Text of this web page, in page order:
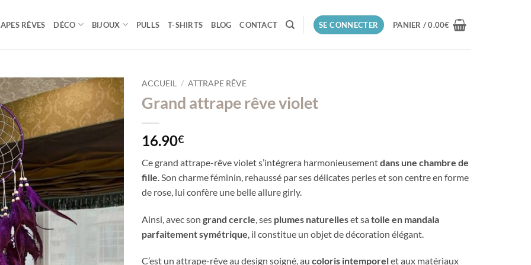
RÊVES DÉCO BIJOUX PULLS T-SHIRTS BLOG CONTACT SE CONNECTER PANIER /0.00€
ACCUEIL / ATTRAPE RÊVE
Grand attrape rêve violet
16.90€
Ce grand attrape-rêve violet s’intégrera harmonieusementdans une chambre de
fille . Son charme féminin, rehaussé par ses délicates perles et son centre en forme
de rose, lui confère une belle allure girly.
Ainsi, avec son grand cercle , ses plumes naturelleset sa toile en mandala
parfaitement symétrique , il constitue un objet de décoration élégant.
C’est un attrape-rêve au design soigné, au coloris intemporelet aux matériaux